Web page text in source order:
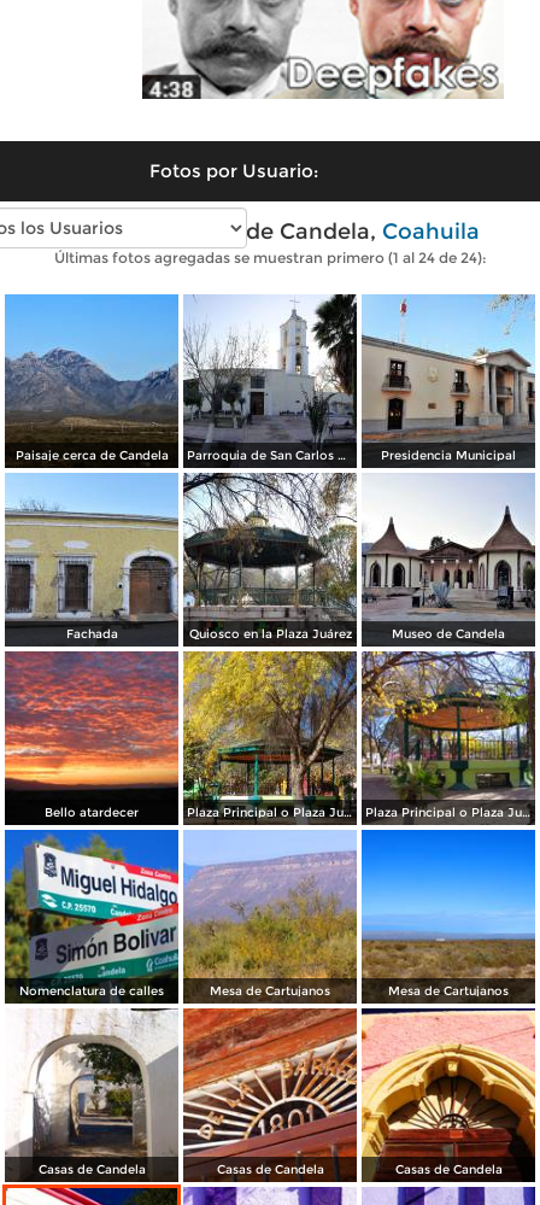
Fotos por Usuario:
Fotos modernas de Candela, Coahuila
Últimas fotos agregadas se muestran primero (1 al 24 de 24):
Paisaje cerca de Candela Parroquia de San Carlos Borromeo Presidencia Municipal
Fachada Quiosco en la Plaza Juárez Museo de Candela
Bello atardecer Plaza Principal o Plaza Juárez Plaza Principal o Plaza Juárez
Nomenclatura de calles Mesa de Cartujanos Mesa de Cartujanos
Casas de Candela Casas de Candela Casas de Candela